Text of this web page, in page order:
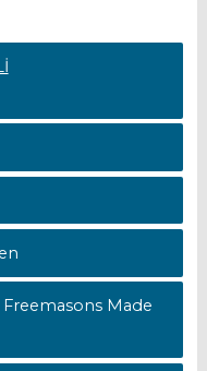
Made